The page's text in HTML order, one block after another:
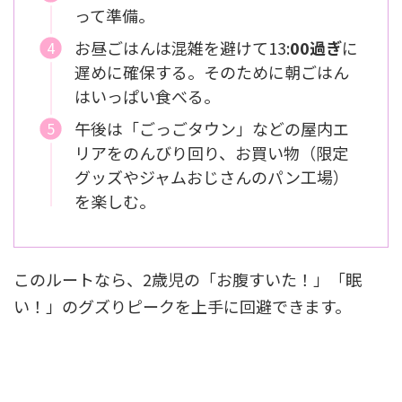
って準備。
お昼ごはんは混雑を避けて13:00過ぎに
遅めに確保する。そのために朝ごはん
はいっぱい食べる。
午後は「ごっごタウン」などの屋内エ
リアをのんびり回り、お買い物（限定
グッズやジャムおじさんのパン工場）
を楽しむ。
このルートなら、2歳児の「お腹すいた！」「眠
い！」のグズりピークを上手に回避できます。